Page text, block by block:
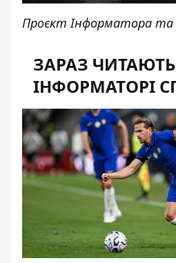
Проєкт Інформатора та
ЗАРАЗ
ІНФОРМАТОРІ